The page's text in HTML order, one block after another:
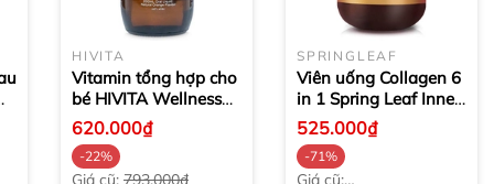
HIVITA
Vitamin tổng hợp cho
bé HIVITA Wellness
Multivitamin Minerals
& Herbs for Kids
200ml
620.000₫
-22%
Giá cũ: 793.000₫
SPRINGLEAF
Viên uống Collagen 6
in 1 Spring Leaf Inner
Beauty Advanced
viên
525.000₫
-71%
Giá cũ: